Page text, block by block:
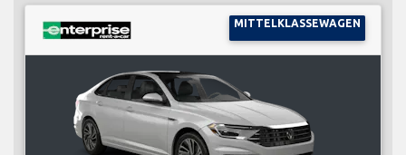
MITTELKLASSEWAGEN